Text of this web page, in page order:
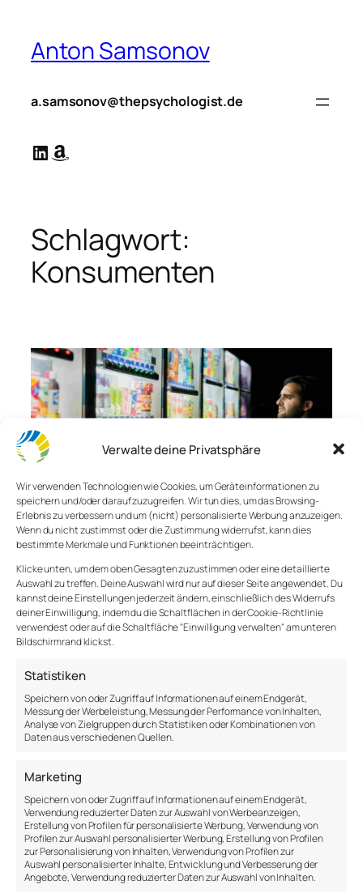
Verwalte deine Privatsphäre
Wir verwenden Technologien wie Cookies, um Geräteinformationen zu
speichern und/oder darauf zuzugreifen. Wir tun dies, um das Browsing-
Erlebnis zu verbessern und um (nicht) personalisierte Werbung anzuzeigen.
Wenn du nicht zustimmst oder die Zustimmung widerrufst, kann dies
bestimmte Merkmale und Funktionen beeinträchtigen.
Klicke unten, um dem oben Gesagten zuzustimmen oder eine detaillierte
Auswahl zu treffen. Deine Auswahl wird nur auf dieser Seite angewendet. Du
kannst deine Einstellungen jederzeit ändern, einschließlich des Widerrufs
deiner Einwilligung, indem du die Schaltflächen in der Cookie-Richtlinie
verwendest oder auf die Schaltfläche "Einwilligung verwalten" am unteren
Bildschirmrand klickst.
Statistiken
Speichern von oder Zugriff auf Informationen auf einem Endgerät,
Messung der Werbeleistung, Messung der Performance von Inhalten,
Analyse von Zielgruppen durch Statistiken oder Kombinationen von
Daten aus verschiedenen Quellen.
Marketing
Speichern von oder Zugriff auf Informationen auf einem Endgerät,
Verwendung reduzierter Daten zur Auswahl von Werbeanzeigen,
Erstellung von Profilen für personalisierte Werbung, Verwendung von
Profilen zur Auswahl personalisierter Werbung, Erstellung von Profilen
zur Personalisierung von Inhalten, Verwendung von Profilen zur
Auswahl personalisierter Inhalte, Entwicklung und Verbesserung der
Angebote, Verwendung reduzierter Daten zur Auswahl von Inhalten.
springen
Anton Samsonov
a.samsonov@thepsychologist.de
LinkedIn
Amazon
Schlagwort:
Konsumenten
Nudging – Für dich
entschieden
Psychologen sind daran interessiert, das
menschliche Verhalten vorherzusagen. Und wenn
man es schon vorhersagen kann, dann kann man es
auch steuern.
Nudging ist eine Form von Verhaltenssteuerung.
Übersetzt heißt es so viel wie Anstupsen oder einen
Schubs geben. Durch überlegtes Design wird
versucht das Verhalten so zu steuern, dass es den
Beim Einkaufen sind die Regale mit Süßigkeiten sehr
gut ausgeleuchtet und sind leicht zugänglich.
Dahinter steckt eine Strategie, um Käufer zu
nudgen, also zu der Entscheidung zu stoßen,
Süßigkeiten zu kaufen.
Handliche Einkaufsobjekte liegen in der Nähe der